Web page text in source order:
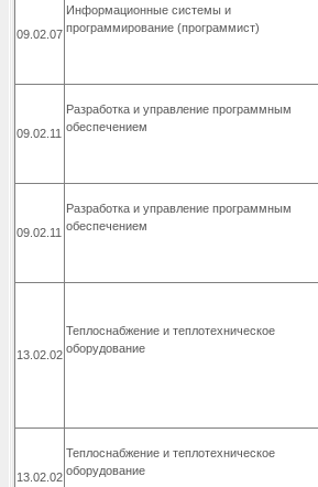
09.02.07
Информационные системы и
программирование (программист)
09.02.11
Разработка и управление программным
обеспечением
09.02.11
Разработка и управление программным
обеспечением
13.02.02
Теплоснабжение и теплотехническое
оборудование
13.02.02
Теплоснабжение и теплотехническое
оборудование